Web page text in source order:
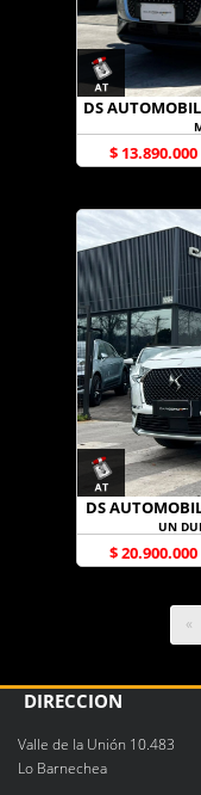
DS
$ 13.890.000
DS
UN
$ 20.900.000
«
DIRECCIÓN
Valle de la Unión 10.483
Lo Barnechea